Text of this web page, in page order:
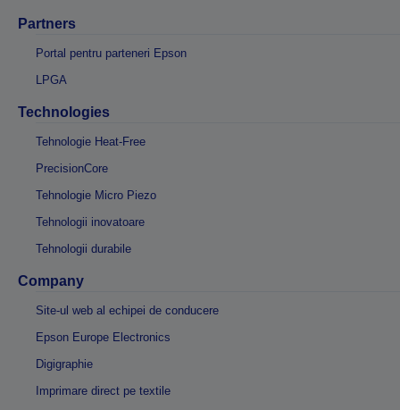
Partners
Portal pentru parteneri Epson
LPGA
Technologies
Tehnologie Heat-Free
PrecisionCore
Tehnologie Micro Piezo
Tehnologii inovatoare
Tehnologii durabile
Company
Site-ul web al echipei de conducere
Epson Europe Electronics
Digigraphie
Imprimare direct pe textile